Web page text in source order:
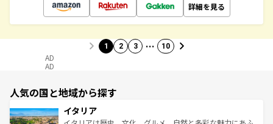
詳細を見る
1 2 3 … 10
AD
AD
人気の国と地域から探す
イタリア